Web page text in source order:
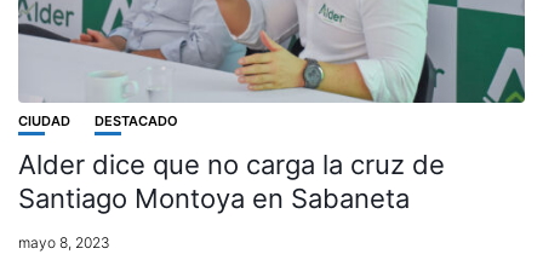
CIUDAD DESTACADO
Alder dice que no carga la cruz de
Santiago Montoya en Sabaneta
mayo 8, 2023